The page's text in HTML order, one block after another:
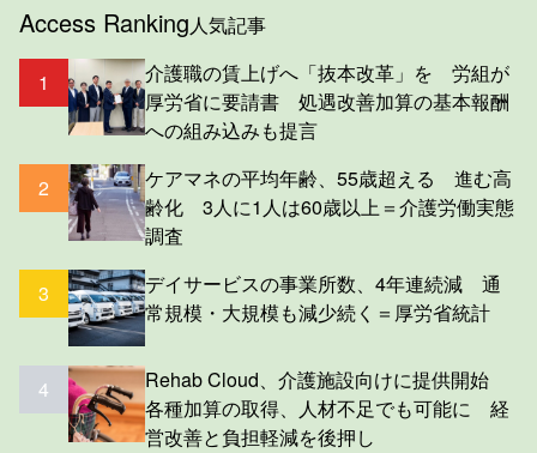
Access Ranking人気記事
1
介護職の賃上げへ「抜本改革」を 労組が
厚労省に要請書 処遇改善加算の基本報酬
への組み込みも提言
2
ケアマネの平均年齢、55歳超える 進む高
齢化 3人に1人は60歳以上＝介護労働実態
調査
3
デイサービスの事業所数、4年連続減 通
常規模・大規模も減少続く＝厚労省統計
4
Rehab Cloud、介護施設向けに提供開始
各種加算の取得、人材不足でも可能に 経
営改善と負担軽減を後押し